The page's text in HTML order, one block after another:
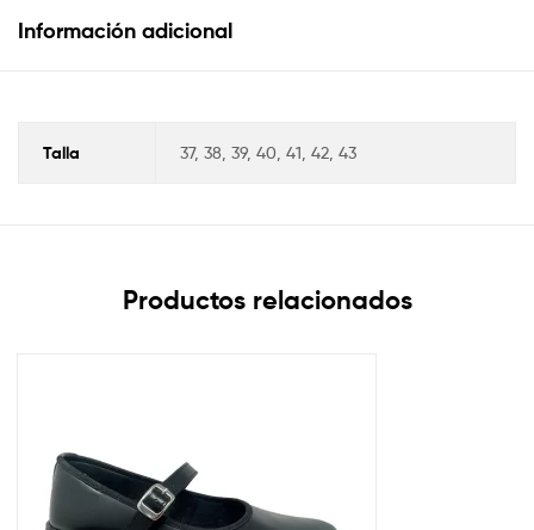
Información adicional
Talla 37, 38, 39, 40, 41, 42, 43
Productos relacionados